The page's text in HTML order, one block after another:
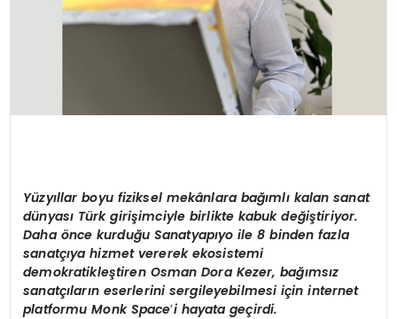
Yüzyıllar boyu fiziksel mekânlara bağımlı kalan sanat
dünyası Türk girişimciyle birlikte kabuk değiştiriyor.
Daha önce kurduğu Sanatyapıyo ile 8 binden fazla
sanatçıya hizmet vererek ekosistemi
demokratikleştiren Osman Dora Kezer, bağımsız
sanatçıların eserlerini sergileyebilmesi için internet
platformu Monk Space’i hayata geçirdi.